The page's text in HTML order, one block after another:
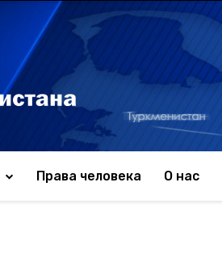
Права человека О нас